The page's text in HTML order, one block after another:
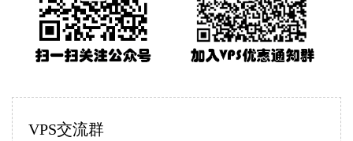
VPS交流群